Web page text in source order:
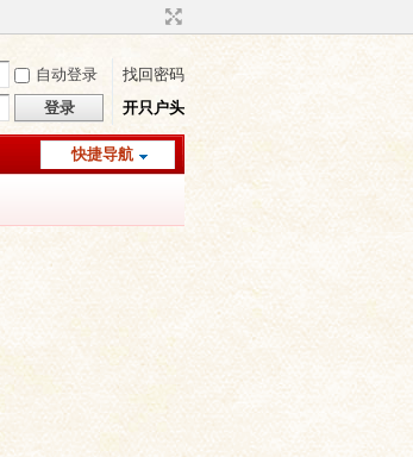
自动登录
找回密码
登录 开只户头
快捷导航